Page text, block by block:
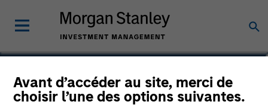
Avant d’accéder au site, merci de
choisir l’une des options suivantes.
Jim Womack, CFA
Managing Director